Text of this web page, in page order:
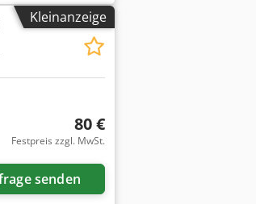
Kleinanzeige
Mehr Bilder anfragen
80 €
Festpreis zzgl. MwSt.
senden